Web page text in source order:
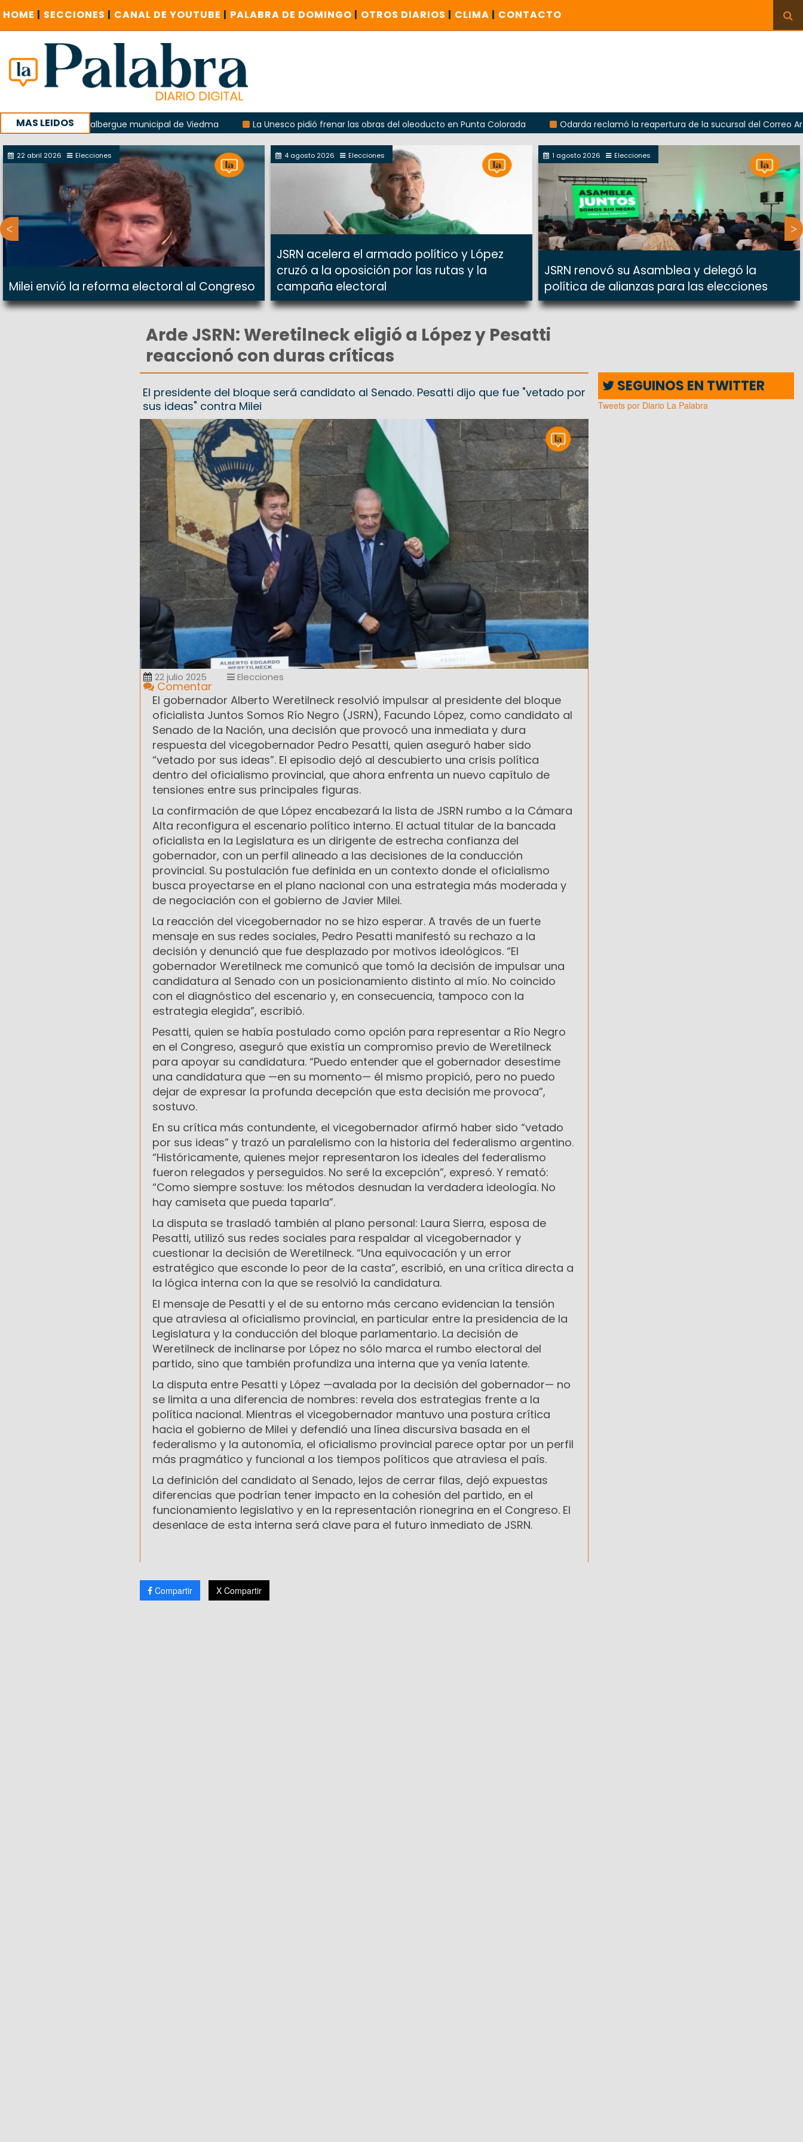
HOME | SECCIONES | CANAL DE YOUTUBE | PALABRA DE DOMINGO | OTROS DIARIOS | CLIMA | CONTACTO
MAS LEIDOS
del albergue municipal de Viedma La Unesco pidió frenar las obras del oleoducto en Punta Colorada
Odarda reclamó la reapertura de la sucursal del Correo Argentino en
un encuentro provincial en Roca
22 abril 2026 Elecciones
Milei envió la reforma electoral al Congreso
4 agosto 2026 Elecciones
JSRN acelera el armado político y López
cruzó a la oposición por las rutas y la
campaña electoral
1 agosto 2026 Elecciones
JSRN renovó su Asamblea y delegó la
política de alianzas para las elecciones
Arde JSRN: Weretilneck eligió a López y Pesatti
reaccionó con duras críticas
El presidente del bloque será candidato al Senado. Pesatti dijo que fue "vetado por
sus ideas" contra Milei
22 julio 2025 Elecciones
Comentar
El gobernador Alberto Weretilneck resolvió impulsar al presidente del bloque
oficialista Juntos Somos Río Negro (JSRN), Facundo López, como candidato al
Senado de la Nación, una decisión que provocó una inmediata y dura
respuesta del vicegobernador Pedro Pesatti, quien aseguró haber sido
“vetado por sus ideas”. El episodio dejó al descubierto una crisis política
dentro del oficialismo provincial, que ahora enfrenta un nuevo capítulo de
tensiones entre sus principales figuras.
La confirmación de que López encabezará la lista de JSRN rumbo a la Cámara
Alta reconfigura el escenario político interno. El actual titular de la bancada
oficialista en la Legislatura es un dirigente de estrecha confianza del
gobernador, con un perfil alineado a las decisiones de la conducción
provincial. Su postulación fue definida en un contexto donde el oficialismo
busca proyectarse en el plano nacional con una estrategia más moderada y
de negociación con el gobierno de Javier Milei.
La reacción del vicegobernador no se hizo esperar. A través de un fuerte
mensaje en sus redes sociales, Pedro Pesatti manifestó su rechazo a la
decisión y denunció que fue desplazado por motivos ideológicos. “El
gobernador Weretilneck me comunicó que tomó la decisión de impulsar una
candidatura al Senado con un posicionamiento distinto al mío. No coincido
con el diagnóstico del escenario y, en consecuencia, tampoco con la
estrategia elegida”, escribió.
Pesatti, quien se había postulado como opción para representar a Río Negro
en el Congreso, aseguró que existía un compromiso previo de Weretilneck
para apoyar su candidatura. “Puedo entender que el gobernador desestime
una candidatura que —en su momento— él mismo propició, pero no puedo
dejar de expresar la profunda decepción que esta decisión me provoca”,
sostuvo.
En su crítica más contundente, el vicegobernador afirmó haber sido “vetado
por sus ideas” y trazó un paralelismo con la historia del federalismo argentino.
“Históricamente, quienes mejor representaron los ideales del federalismo
fueron relegados y perseguidos. No seré la excepción”, expresó. Y remató:
“Como siempre sostuve: los métodos desnudan la verdadera ideología. No
hay camiseta que pueda taparla”.
La disputa se trasladó también al plano personal: Laura Sierra, esposa de
Pesatti, utilizó sus redes sociales para respaldar al vicegobernador y
cuestionar la decisión de Weretilneck. “Una equivocación y un error
estratégico que esconde lo peor de la casta”, escribió, en una crítica directa a
la lógica interna con la que se resolvió la candidatura.
El mensaje de Pesatti y el de su entorno más cercano evidencian la tensión
que atraviesa al oficialismo provincial, en particular entre la presidencia de la
Legislatura y la conducción del bloque parlamentario. La decisión de
Weretilneck de inclinarse por López no sólo marca el rumbo electoral del
partido, sino que también profundiza una interna que ya venía latente.
La disputa entre Pesatti y López —avalada por la decisión del gobernador— no
se limita a una diferencia de nombres: revela dos estrategias frente a la
política nacional. Mientras el vicegobernador mantuvo una postura crítica
hacia el gobierno de Milei y defendió una línea discursiva basada en el
federalismo y la autonomía, el oficialismo provincial parece optar por un perfil
más pragmático y funcional a los tiempos políticos que atraviesa el país.
La definición del candidato al Senado, lejos de cerrar filas, dejó expuestas
diferencias que podrían tener impacto en la cohesión del partido, en el
funcionamiento legislativo y en la representación rionegrina en el Congreso. El
desenlace de esta interna será clave para el futuro inmediato de JSRN.
Compartir X Compartir
SEGUINOS EN TWITTER
Tweets por Diario La Palabra